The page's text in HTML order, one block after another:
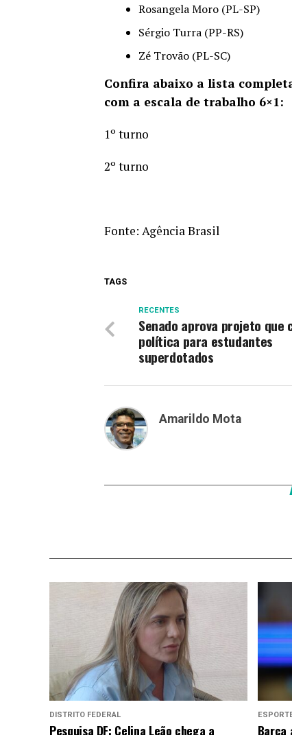
Rosangela Moro (PL-SP)
Sérgio Turra (PP-RS)
Zé Trovão (PL-SC)
Confira abaixo a lista
com a escala de trabalho 6×1:
1º turno
2º turno
Fonte: Agência Brasil
TAGS
RECENTES
Senado aprova projeto que
política para estudantes
superdotados
Amarildo Mota
DISTRITO FEDERAL
Pesquisa DF: Celina Leão chega a Barça